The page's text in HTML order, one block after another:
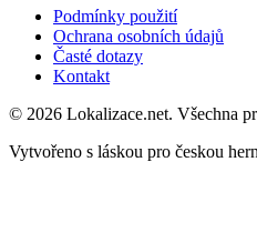
Podmínky použití
Ochrana osobních údajů
Časté dotazy
Kontakt
© 2026 Lokalizace.net. Všechna
Vytvořeno s láskou pro českou